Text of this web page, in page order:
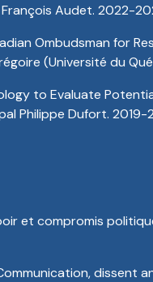
Audet. 2022-
Ombudsman for
(Université du
to Evaluate
Philippe Dufort. 2019-
et compromis